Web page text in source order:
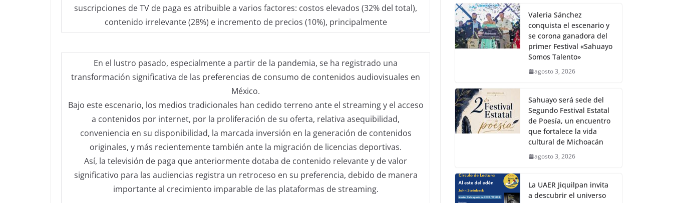
suscripciones de TV de paga es atribuible a varios factores: costos elevados (32% del total),
contenido irrelevante (28%) e incremento de precios (10%), principalmente
En el lustro pasado, especialmente a partir de la pandemia, se ha registrado una
transformación significativa de las preferencias de consumo de contenidos audiovisuales en
México.
Bajo este escenario, los medios tradicionales han cedido terreno ante el streaming y el acceso
a contenidos por internet, por la proliferación de su oferta, relativa asequibilidad,
conveniencia en su disponibilidad, la marcada inversión en la generación de contenidos
originales, y más recientemente también ante la migración de licencias deportivas.
Así, la televisión de paga que anteriormente dotaba de contenido relevante y de valor
significativo para las audiencias registra un retroceso en su preferencia, debido de manera
importante al crecimiento imparable de las plataformas de streaming.​
Valeria Sánchez
conquista el escenario y
se corona ganadora del
primer Festival «Sahuayo
Somos Talento»
agosto 3, 2026
Sahuayo será sede del
Segundo Festival Estatal
de Poesía, un encuentro
que fortalece la vida
cultural de Michoacán
agosto 3, 2026
La UAER Jiquilpan invita
a descubrir el universo